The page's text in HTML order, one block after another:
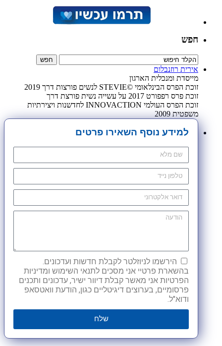
חפש
אירית רוזנבלום
מייסדת ומנכלית הארגון
זוכת הפרס הבינלאומי ©STEVIE לנשים פורצות דרך 2019
זוכת פרס רפפורט 2017 על עשייה נשית פורצת דרך
זוכת הפרס העולמי INNOVACTION לחדשנות ויצירתיות
משפטית 2009
למידע נוסף השאירו פרטים
הירשמו לניוזלטר לקבלת חדשות ועדכונים.
בהשארת פרטיי אני מסכים לתנאי השימוש ומדיניות
הפרטיות אני מאשר קבלת דיוור ישיר, עדכונים ותכנים
פרסומיים, בערוצים דיגיטליים כגון, הודעת וואטסאפ
ודוא"ל.
שלח